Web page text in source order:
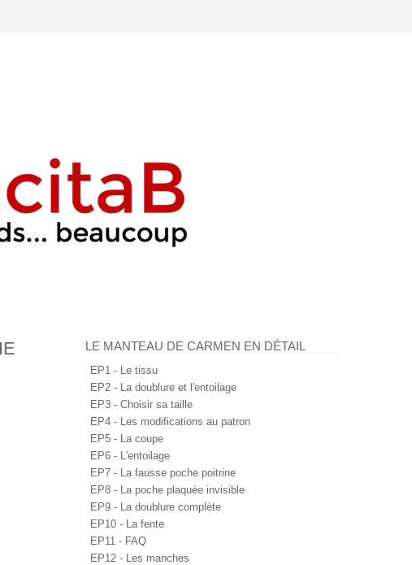
LE MANTEAU DE CARMEN EN DÉTAIL
EP1 - Le tissu
EP2 - La doublure et l'entoilage
EP3 - Choisir sa taille
EP4 - Les modifications au patron
EP5 - La coupe
EP6 - L'entoilage
EP7 - La fausse poche poitrine
EP8 - La poche plaquée invisible
EP9 - La doublure complète
EP10 - La fente
EP11 - FAQ
EP12 - Les manches